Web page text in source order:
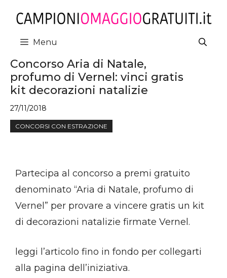
contenuto
Menu
Concorso Aria di Natale,
profumo di Vernel: vinci gratis
kit decorazioni natalizie
27/11/2018
CONCORSI CON ESTRAZIONE
Partecipa al concorso a premi gratuito
denominato “Aria di Natale, profumo di
Vernel” per provare a vincere gratis un kit
di decorazioni natalizie firmate Vernel.
leggi l’articolo fino in fondo per collegarti
alla pagina dell’iniziativa.